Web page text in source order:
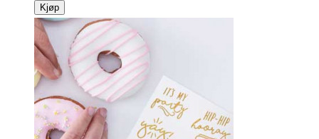
Kjøp